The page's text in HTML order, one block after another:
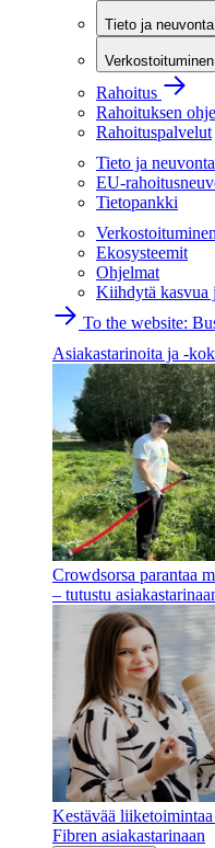
Tieto ja neuvonta
Rahoitus
Rahoituksen
Rahoituspalvelut
Tieto ja neuvonta
EU-
Tietopankki
Ekosysteemit
Ohjelmat
Kiihdytä kasvua
To the website:
Asiakastarinoita ja -
Crowdsorsa parantaa
– tutustu
Kestävää
Fibren asiakastarinaan